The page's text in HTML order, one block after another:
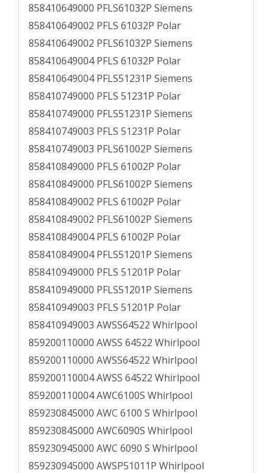
858410649000 PFLS61032P Siemens
858410649002 PFLS 61032P Polar
858410649002 PFLS61032P Siemens
858410649004 PFLS 61032P Polar
858410649004 PFLS51231P Siemens
858410749000 PFLS 51231P Polar
858410749000 PFLS51231P Siemens
858410749003 PFLS 51231P Polar
858410749003 PFLS61002P Siemens
858410849000 PFLS 61002P Polar
858410849000 PFLS61002P Siemens
858410849002 PFLS 61002P Polar
858410849002 PFLS61002P Siemens
858410849004 PFLS 61002P Polar
858410849004 PFLS51201P Siemens
858410949000 PFLS 51201P Polar
858410949000 PFLS51201P Siemens
858410949003 PFLS 51201P Polar
858410949003 AWSS64522 Whirlpool
859200110000 AWSS 64522 Whirlpool
859200110000 AWSS64522 Whirlpool
859200110004 AWSS 64522 Whirlpool
859200110004 AWC6100S Whirlpool
859230845000 AWC 6100 S Whirlpool
859230845000 AWC6090S Whirlpool
859230945000 AWC 6090 S Whirlpool
859230945000 AWSP51011P Whirlpool